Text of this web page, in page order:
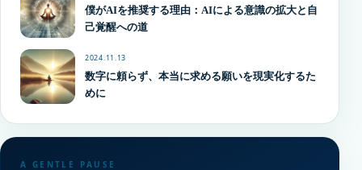
僕がAIを推奨する理由：AIによる意識の拡大と自
己覚醒への道
2024.11.13
数字に頼らず、本当に求める願いを現実化するた
めに
A GENTLE PAUSE